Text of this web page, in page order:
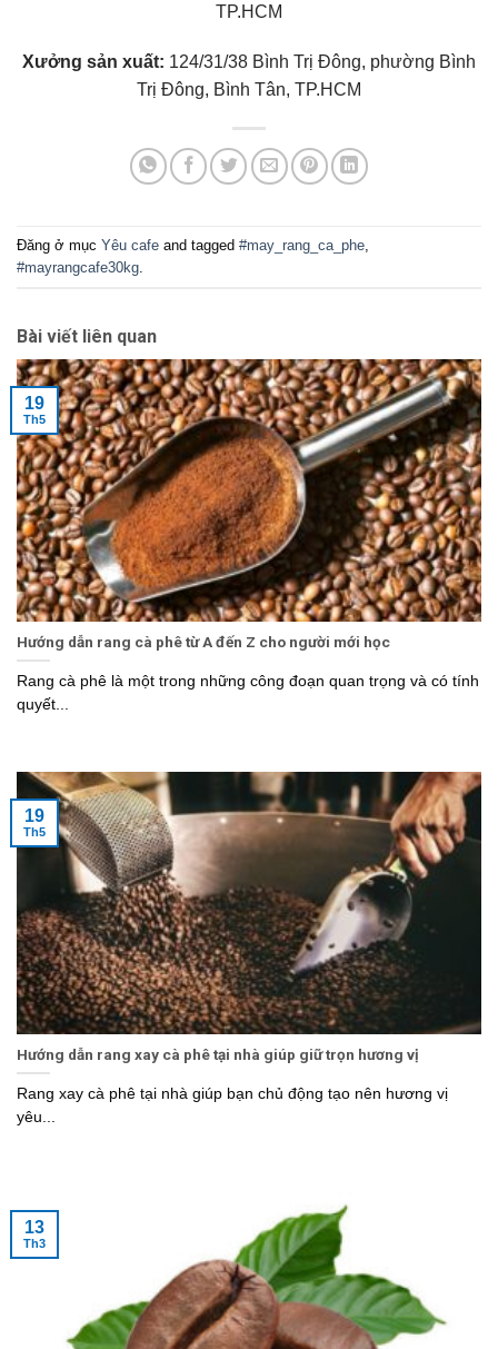
TP.HCM
Xưởng sản xuất: 124/31/38 Bình Trị Đông, phường Bình
Trị Đông, Bình Tân, TP.HCM
Đăng ở mục Yêu cafe and tagged #may_rang_ca_phe
#mayrangcafe30kg
Bài viết liên quan
Hướng dẫn rang cà phê từ A đến Z cho người mới học
Rang cà phê là một trong những công đoạn quan trọng và có tính
quyết...
19
Th5
Hướng dẫn rang xay cà phê tại nhà giúp giữ trọn hương vị
Rang xay cà phê tại nhà giúp bạn chủ động tạo nên hương vị
yêu...
19
Th5
13
Th3